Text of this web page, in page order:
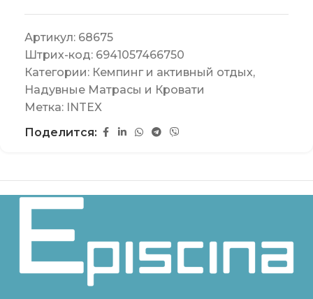
Артикул: 68675
Штрих-код: 6941057466750
Категории: Кемпинг и активный отдых,
Надувные Матрасы и Кровати
Метка:
INTEX
Поделится: